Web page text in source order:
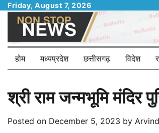
Skip
content
Friday, August 7, 2026
होम मध्यप्रदेश छत्तीसगढ़ विदेश
श्री राम‎ जन्मभूमि मंदिर
Posted on December 5, 2023 by